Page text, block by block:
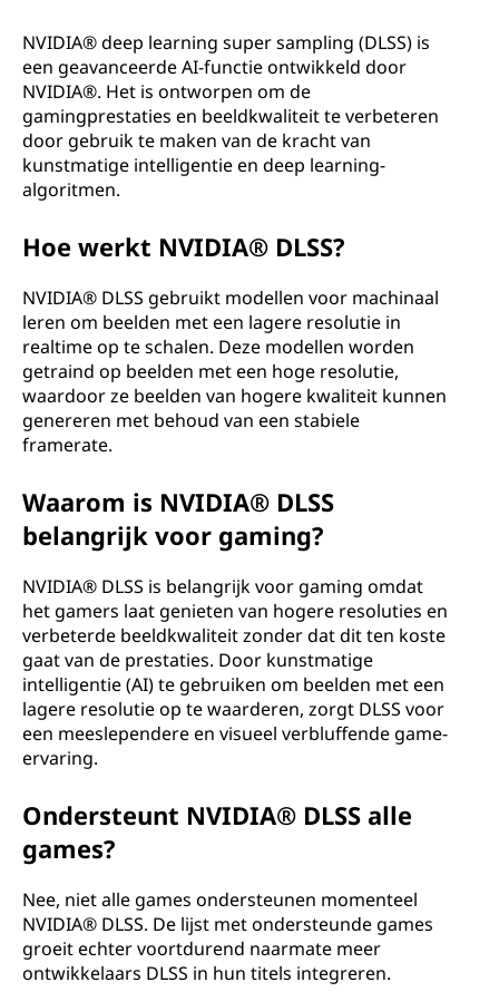
®
D
NVIDIA® deep learning super sampling (DLSS) is
een geavanceerde AI-functie ontwikkeld door
NVIDIA®. Het is ontworpen om de
gamingprestaties en beeldkwaliteit te verbeteren
door gebruik te maken van de kracht van
kunstmatige intelligentie en deep learning-
algoritmen.
Hoe werkt NVIDIA® DLSS?
NVIDIA® DLSS gebruikt modellen voor machinaal
leren om beelden met een lagere resolutie in
realtime op te schalen. Deze modellen worden
getraind op beelden met een hoge resolutie,
waardoor ze beelden van hogere kwaliteit kunnen
genereren met behoud van een stabiele
framerate.
Waarom is NVIDIA® DLSS
belangrijk voor gaming?
NVIDIA® DLSS is belangrijk voor gaming omdat
het gamers laat genieten van hogere resoluties en
verbeterde beeldkwaliteit zonder dat dit ten koste
gaat van de prestaties. Door kunstmatige
intelligentie (AI) te gebruiken om beelden met een
lagere resolutie op te waarderen, zorgt DLSS voor
een meeslependere en visueel verbluffende game-
ervaring.
Ondersteunt NVIDIA® DLSS alle
games?
Nee, niet alle games ondersteunen momenteel
NVIDIA® DLSS. De lijst met ondersteunde games
groeit echter voortdurend naarmate meer
ontwikkelaars DLSS in hun titels integreren.